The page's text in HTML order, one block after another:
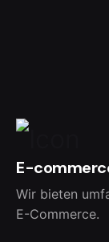
E-
Wir bieten
E-Commerce.